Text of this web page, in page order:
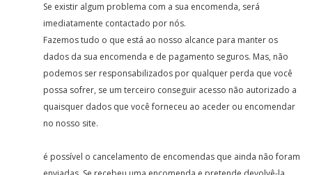
Se existir algum problema com a sua encomenda, será
imediatamente contactado por nós.
Fazemos tudo o que está ao nosso alcance para manter os
dados da sua encomenda e de pagamento seguros. Mas, não
podemos ser responsabilizados por qualquer perda que você
possa sofrer, se um terceiro conseguir acesso não autorizado a
quaisquer dados que você forneceu ao aceder ou encomendar
no nosso site.
é possível o cancelamento de encomendas que ainda não foram